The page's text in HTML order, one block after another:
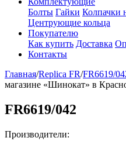
Болты Гайки Колпачки
Центрующие кольца
Покупателю
Как купить Доставка
Контакты
Главная/Replica FR/FR6619/
магазине «Шинокат» в
FR6619/042
Производители: